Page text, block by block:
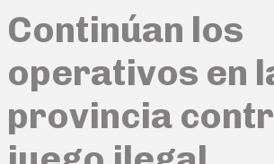
Continúan los
operativos en
provincia